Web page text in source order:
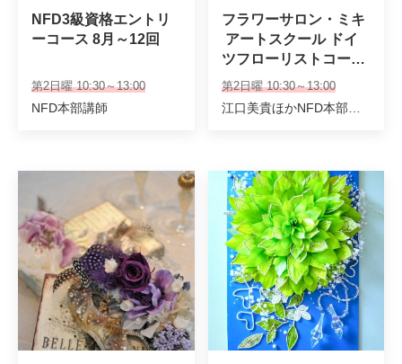
NFD3級資格エントリ
ーコース 8月～12回
第2日曜 10:30～13:00
NFD本部講師
フラワーサロン・ミキ
アートスクール ドイ
ツフローリストコー
ス　8月
第2日曜 10:30～13:00